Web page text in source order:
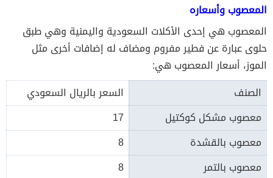
المعصوب وأسعاره
المعصوب هي إحدى الأكلات السعودية واليمنية وهي طبق
حلوى عبارة عن فطير مفروم ومضاف له إضافات أخرى مثل
الموز، أسعار المعصوب هي:
الصنف
السعر بالريال السعودي
معصوب مشكل كوكتيل
17
معصوب بالقشدة
8
معصوب بالتمر
8